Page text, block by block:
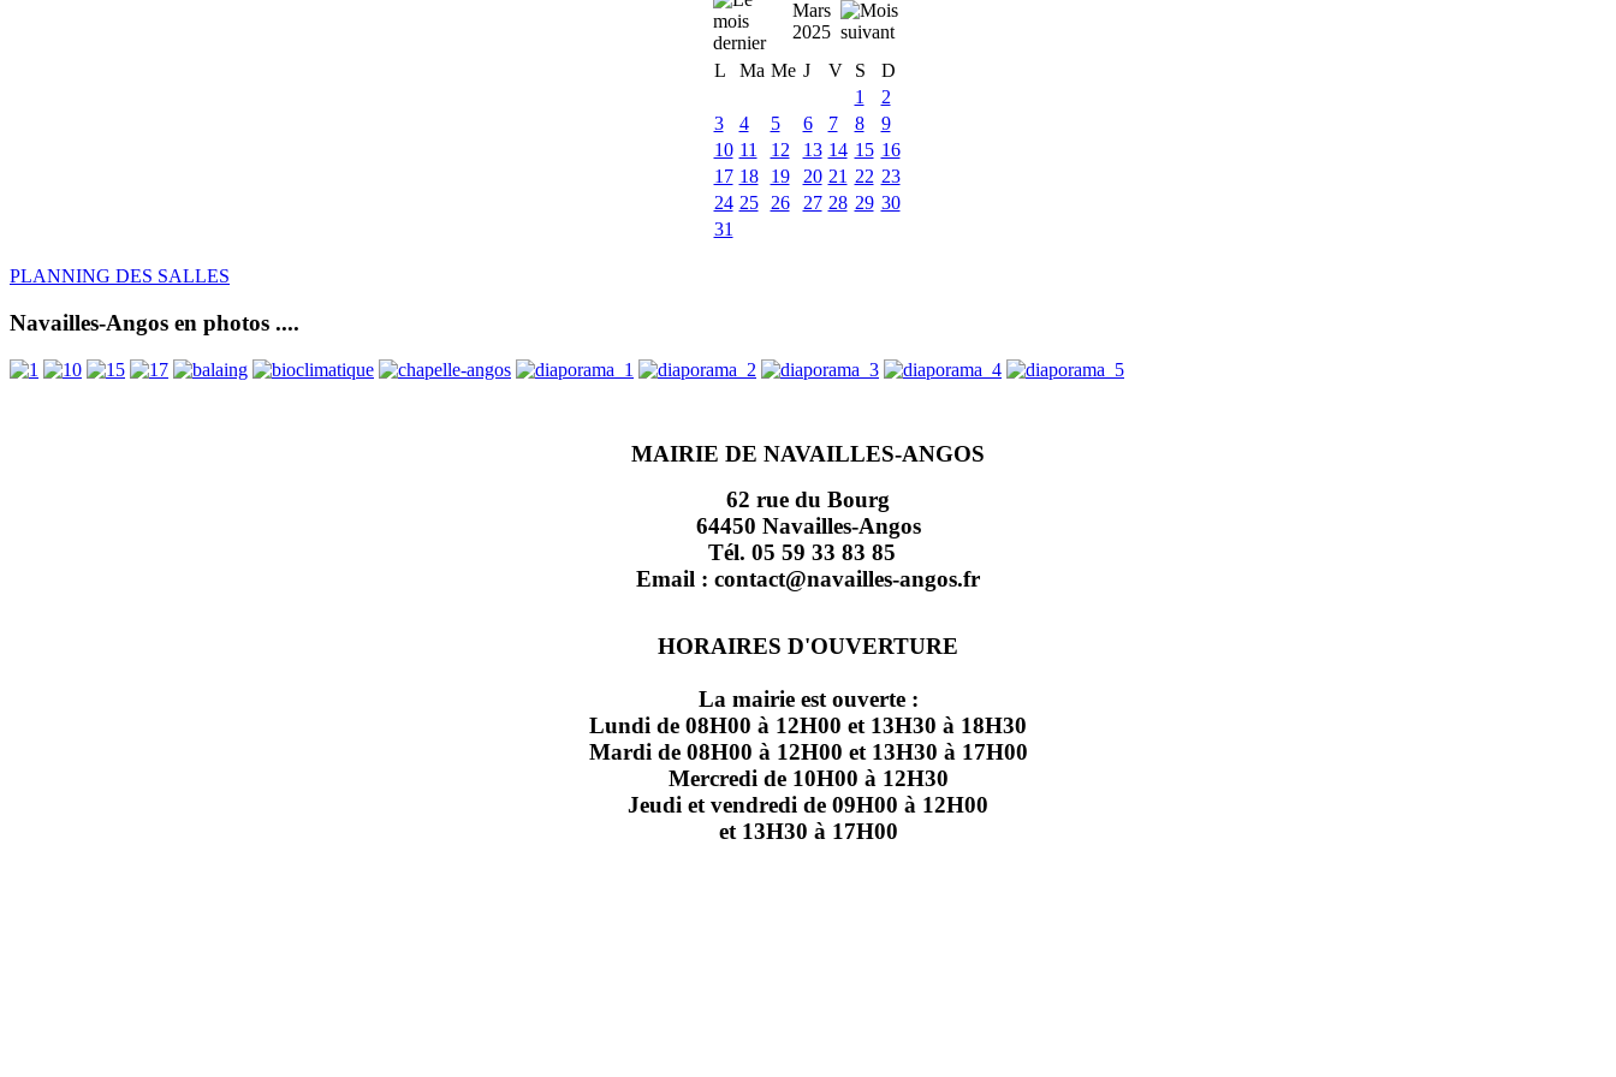
Mars
2025
L
Ma Me J V S
D
1
2
3
4 5 6 7 8
9
10 11 12 13 14 15 16
17 18 19 20 21 22 23
24 25 26 27 28 29 30
31
PLANNING DES SALLES
Navailles-Angos en photos ....
MAIRIE DE NAVAILLES-ANGOS
62 rue du Bourg
64450 Navailles-Angos
Tél. 05 59 33 83 85
Email : contact@navailles-angos.fr
HORAIRES D'OUVERTURE
La mairie est ouverte :
Lundi de 08H00 à 12H00 et 13H30 à 18H30
Mardi de 08H00 à 12H00 et 13H30 à 17H00
Mercredi de 10H00 à 12H30
Jeudi et vendredi de 09H00 à 12H00
et 13H30 à 17H00